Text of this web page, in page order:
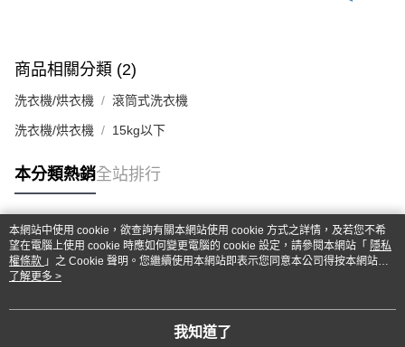
商品相關分類 (2)
洗衣機/烘衣機 滾筒式洗衣機
洗衣機/烘衣機 15kg以下
本分類熱銷全站排行
熱門標籤
本網站中使用 cookie，欲查詢有關本網站使用 cookie 方式之詳情，及若您不希
望在電腦上使用 cookie 時應如何變更電腦的 cookie 設定，請參閱本網站「 隱私
權條款 」之 Cookie 聲明。您繼續使用本網站即表示您同意本公司得按本網站使
用條款之 Cookie 聲明使用 cookie。
了解更多 >
我知道了